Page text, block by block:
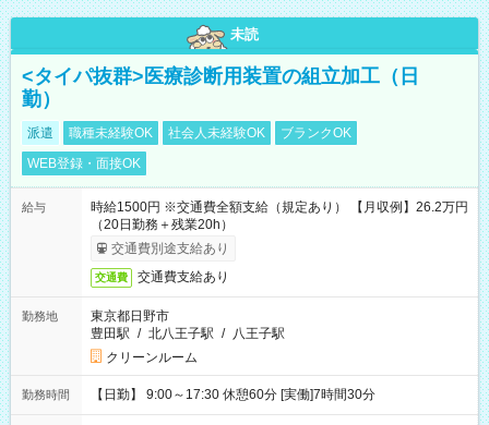
未読
<タイパ抜群>医療診断用装置の組立加工（日
勤）
派遣 職種未経験OK 社会人未経験OK
ブランクOK
WEB登録・面接OK
給与
時給1500円 ※交通費全額支給（規定あり） 【月収例】26.2万円
（20日勤務＋残業20h）
交通費別途支給あり
交通費 交通費支給あり
勤務地
東京都日野市
豊田駅 / 北八王子駅 / 八王子駅
クリーンルーム
勤務時間 【日勤】 9:00～17:30 休憩60分 [実働]7時間30分